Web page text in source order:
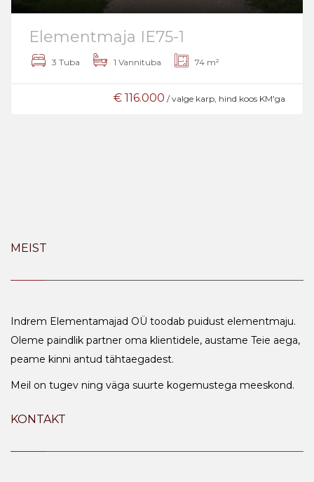
Elementmaja IE75-1
3 Tuba 1 Vannituba 74 m²
€ 116.000 / valge karp, hind koos KM'ga
MEIST
Indrem Elementamajad OÜ toodab puidust elementmaju.
Oleme paindlik partner oma klientidele, austame Teie aega,
peame kinni antud tähtaegadest.
Meil on tugev ning väga suurte kogemustega meeskond.
KONTAKT